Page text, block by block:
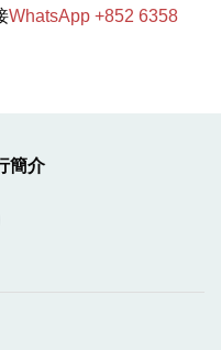
WhatsApp +852 6358
簡介